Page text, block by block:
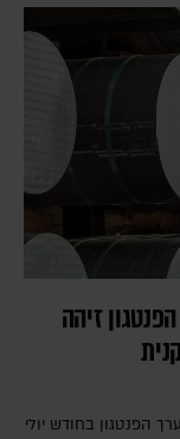
זיהה
הפנטגון בחודש יולי